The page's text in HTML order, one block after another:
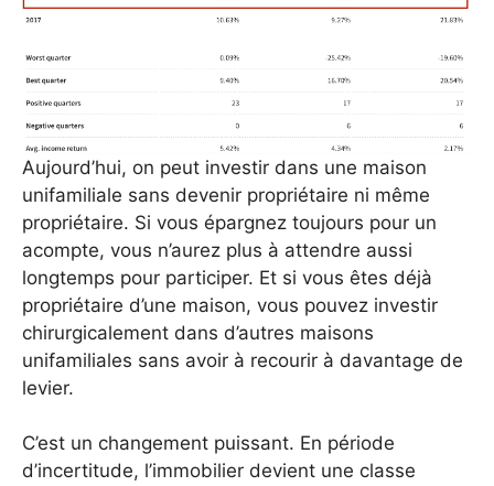
Aujourd’hui, on peut investir dans une maison
unifamiliale sans devenir propriétaire ni même
propriétaire. Si vous épargnez toujours pour un
acompte, vous n’aurez plus à attendre aussi
longtemps pour participer. Et si vous êtes déjà
propriétaire d’une maison, vous pouvez investir
chirurgicalement dans d’autres maisons
unifamiliales sans avoir à recourir à davantage de
levier.
C’est un changement puissant. En période
d’incertitude, l’immobilier devient une classe